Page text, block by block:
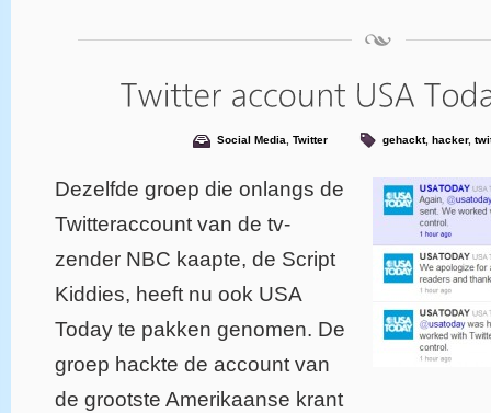
Social Media, Twitter gehackt, hacker,
Dezelfde groep die onlangs de
Twitteraccount van de tv-
zender NBC kaapte, de Script
Kiddies, heeft nu ook USA
Today te pakken genomen. De
groep hackte de account van
de grootste Amerikaanse krant